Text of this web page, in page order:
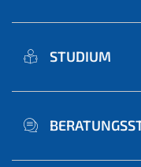
STUDIUM